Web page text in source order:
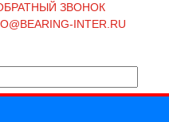
ЗВОНОК
INTER.RU